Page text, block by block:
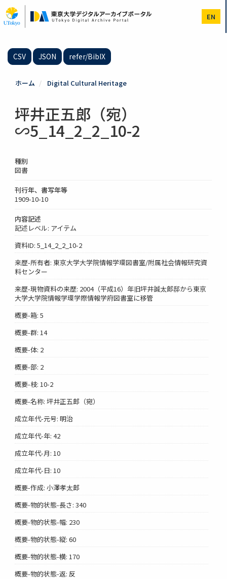
イ
ン
EN
CSV JSON refer/BibIX
ホーム Digital Cultural Heritage
坪井正五郎（宛）
∽5_14_2_2_10-2
種別
図書
刊行年、書写年等
1909-10-10
内容記述
記述レベル: アイテム
資料ID: 5_14_2_2_10-2
来歴-所有者: 東京大学大学院情報学環図書室/附属社会情報研究資
料センター
来歴-現物資料の来歴: 2004（平成16）年旧坪井誠太郎邸から東京
大学大学院情報学環学際情報学府図書室に移管
概要-箱: 5
概要-群: 14
概要-体: 2
概要-部: 2
概要-枝: 10-2
概要-名称: 坪井正五郎（宛）
成立年代-元号: 明治
成立年代-年: 42
成立年代-月: 10
成立年代-日: 10
概要-作成: 小澤孝太郎
概要-物的状態-長さ: 340
概要-物的状態-幅: 230
概要-物的状態-縦: 60
概要-物的状態-横: 170
概要-物的状態-返: 反